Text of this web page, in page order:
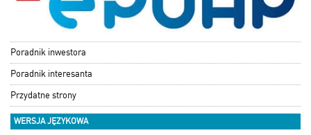
Poradnik inwestora
Poradnik interesanta
Przydatne strony
WERSJA JĘZYKOWA